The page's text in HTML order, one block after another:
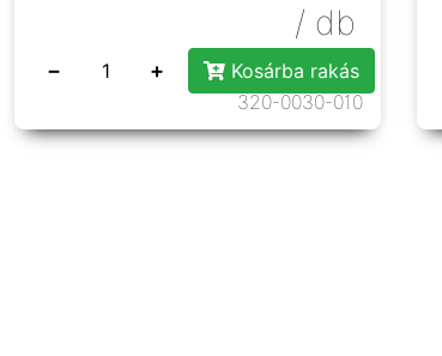
/ db
− +
Kosárba rakás
320-0030-010